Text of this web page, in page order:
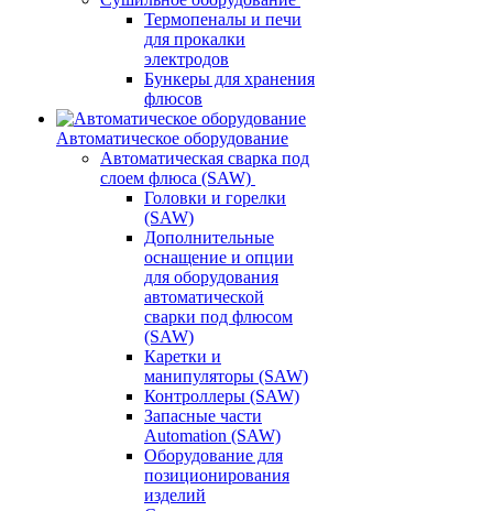
Термопеналы и печи
для прокалки
электродов
Бункеры для хранения
флюсов
Автоматическое оборудование
Автоматическая сварка под
слоем флюса (SAW)
Головки и горелки
(SAW)
Дополнительные
оснащение и опции
для оборудования
автоматической
сварки под флюсом
(SAW)
Каретки и
манипуляторы (SAW)
Контроллеры (SAW)
Запасные части
Automation (SAW)
Оборудование для
позиционирования
изделий